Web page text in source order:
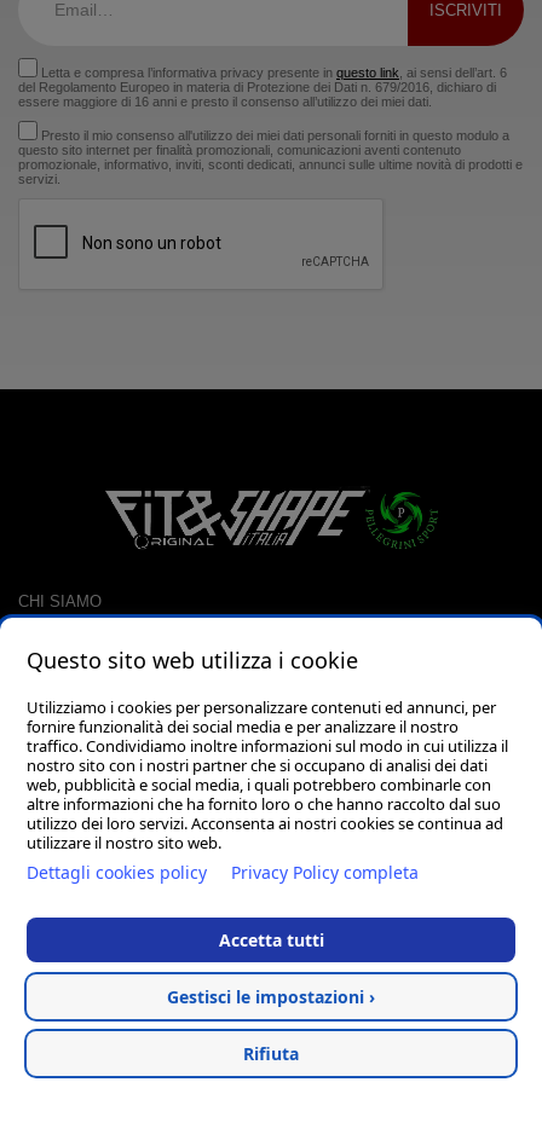
Letta e compresa l’informativa privacy presente in questo link , ai sensi dell’art. 6
del Regolamento Europeo in materia di Protezione dei Dati n. 679/2016, dichiaro di
essere maggiore di 16 anni e presto il consenso all’utilizzo dei miei dati.
Presto il mio consenso all'utilizzo dei miei dati personali forniti in questo modulo a
questo sito internet per finalità promozionali, comunicazioni aventi contenuto
promozionale, informativo, inviti, sconti dedicati, annunci sulle ultime novità di prodotti e
servizi.
CHI SIAMO
RACCOLTA PUNTI
LOGIN
PASSWORD DIMENTICATA?
Via dell'Artigianato, 1 62018 Porto Potenza Picena (MC) - PIVA
02045320435 - PEC pellegrini.mara@pec.it
Vendita abbigliamento
Privacy
Policy
Cookie
Termini &
Questo sito web utilizza i cookie
Utilizziamo i cookies per personalizzare contenuti ed annunci, per
fornire funzionalità dei social media e per analizzare il nostro
traffico. Condividiamo inoltre informazioni sul modo in cui utilizza il
nostro sito con i nostri partner che si occupano di analisi dei dati
web, pubblicità e social media, i quali potrebbero combinarle con
altre informazioni che ha fornito loro o che hanno raccolto dal suo
utilizzo dei loro servizi. Acconsenta ai nostri cookies se continua ad
utilizzare il nostro sito web.
Dettagli cookies policy Privacy Policy completa
Accetta tutti
Gestisci le impostazioni ›
Rifiuta